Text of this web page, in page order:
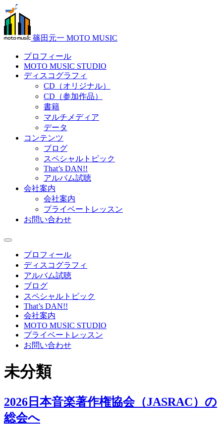
篠田元一 MOTO MUSIC
プロフィール
MOTO MUSIC STUDIO
ディスコグラフィ
CD（オリジナル）
CD（参加作品）
書籍
マルチメディア
データ
コンテンツ
ブログ
スペシャルトピック
That’s DAN!!
アルバム試聴
会社案内
会社案内
プライベートレッスン
お問い合わせ
プロフィール
ディスコグラフィ
アルバム試聴
ブログ
スペシャルトピック
That’s DAN!!
会社案内
MOTO MUSIC STUDIO
プライベートレッスン
お問い合わせ
未分類
2026日本音楽著作権協会（JASRAC）の
総会へ